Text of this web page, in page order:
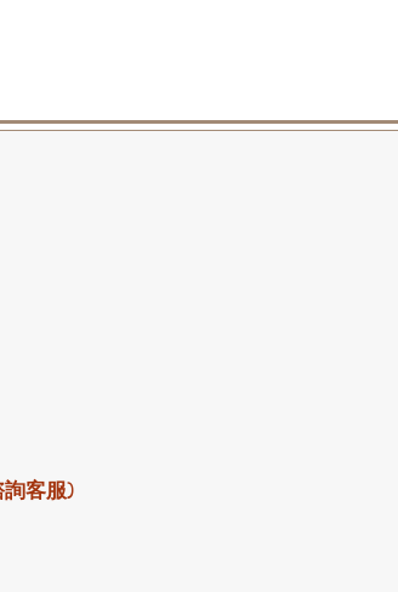
客服)